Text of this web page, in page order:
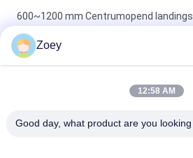
600~1200 mm Centrumopend
gewicht Type met 45 kg slagtest
2-Leafs Center Opening Permanent
Landingsdeurapparaat Lift
Zoey
12:58 AM
Good day, what product are you